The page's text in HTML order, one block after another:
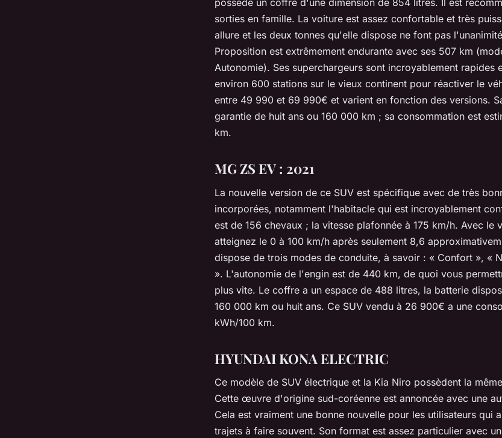
sorties en famille. La voiture est assez confortable et très
allure et les deux tonnes qu'elle dispose ne font pas
Proposition est extrêmement endurante avec ses 507 km
Autonomie). Ses superchargeurs sont incroyablement rapides
environ 600 stations sur le vieux continent pour réactiver le
entre 49 990 et 69 990€ et varient en fonction des versions.
garantie de huit ans ou 160 000 km ; sa consommation est
km.
MG ZS EV : 2021
La nouvelle version de ce SUV est spécifique avec de très
incorporées, notamment l'habitacle qui est incroyablement
est de 156 chevaux ; la vitesse plafonnée à 175 km/h. Avec le
atteignez le 0 à 100 km/h après seulement 8,6
dispose de trois modes de conduite, à savoir : « Confort », «
». L'autonomie de l'engin est de 440 km, de quoi vous
plus vite. Le coffre a un espace de 488 litres, la batterie
160 000 km ou huit ans. Ce SUV vendu à 26 900€ a une
kWh/100 km.
HYUNDAI KONA ELECTRIC
Ce modèle de SUV électrique et la Kia Niro possèdent la
Cette œuvre d'origine sud-coréenne est annoncée avec une
Cela est vraiment une bonne nouvelle pour les utilisateurs qui
trajets à faire souvent. Son format est assez particulier avec